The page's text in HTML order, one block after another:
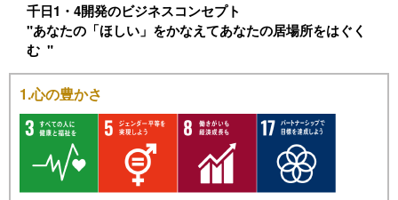
千日1・4開発のビジネスコンセプト
"あなたの「ほしい」をかなえてあなたの居場所をはぐく
む "
1.心の豊かさ